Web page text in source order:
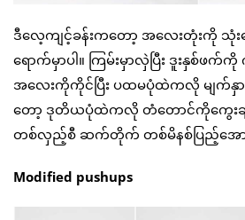
ဒီလေ့ကျင့်ခန်းကတော့ အလေးတုံးကို သုံးပ
ရောက်မှာပါ။ ကြမ်းမှာလှဲပြီး ဒူးနှစ်ဖက်ကို
အလေးကိုကိုင်ပြီး ပထမပုံထဲကလို မျက်နှာရှ
တော့ ဒုတိယပုံထဲကလို တံတောင်ကိုကွေးခ
တစ်လှည့်စီ ဆက်တိုက် တစ်မိနစ်ပြည့်အော
Modified pushups